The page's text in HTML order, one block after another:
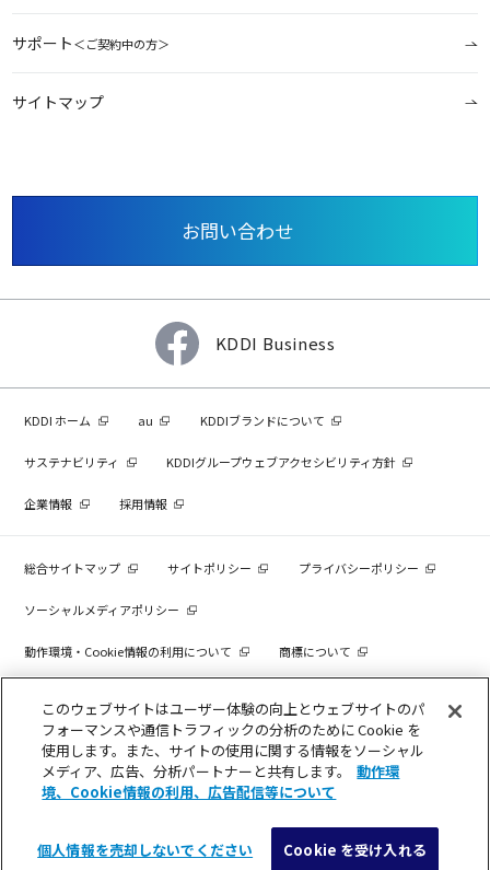
メニュー 検索
サポート＜ご契約中の方＞
サイトマップ
お問い合わせ
KDDI Business
KDDI ホーム au KDDIブランドについて
サステナビリティ KDDIグループウェブアクセシビリティ方針
企業情報 採用情報
総合サイトマップ サイトポリシー プライバシーポリシー
ソーシャルメディアポリシー
動作環境・Cookie情報の利用について 商標について
COPYRIGHT © KDDI CORPORATION, ALL RIGHTS RESERVED.
このウェブサイトはユーザー体験の向上とウェブサイトのパ
フォーマンスや通信トラフィックの分析のために Cookie を
使用します。また、サイトの使用に関する情報をソーシャル
メディア、広告、分析パートナーと共有します。
動作環
境、Cookie情報の利用、広告配信等について
個人情報を売却しないでください Cookie を受け入れる